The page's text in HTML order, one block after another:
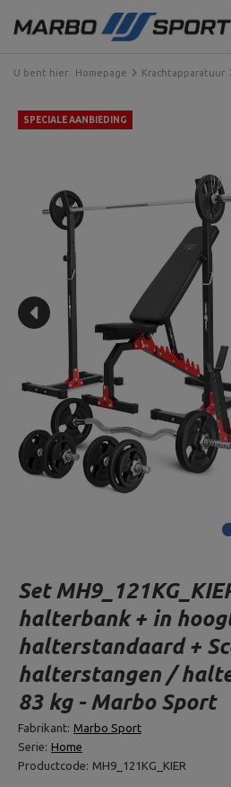
U bent hier: Homepage Krachtapparatuur
SPECIALE AANBIEDING
Set
halterbank + in
halterstandaard +
halterstangen /
83 kg - Marbo Sport
Fabrikant: Marbo Sport
Serie: Home
Productcode: MH9_121KG_KIER